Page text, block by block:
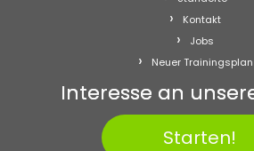
Kontakt
Jobs
Neuer Trainingsplan
Interesse an
Starten!